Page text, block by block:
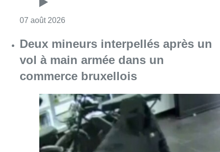
07 août 2026
Deux mineurs interpellés après un
vol à main armée dans un
commerce bruxellois